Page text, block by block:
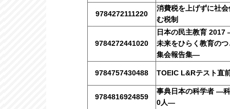
9784272111220
消費税を上げずに社
む税制
9784272441020
日本の民主教育
未来をひらく教育の
集会報告集―
9784757430488 TOEIC L&Rテスト直
9784816924859
事典日本の科学者 ―
0人―